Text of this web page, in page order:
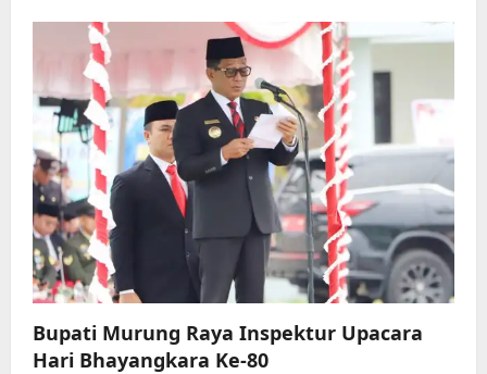
Bupati Murung Raya Inspektur Upacara
Hari Bhayangkara Ke-80